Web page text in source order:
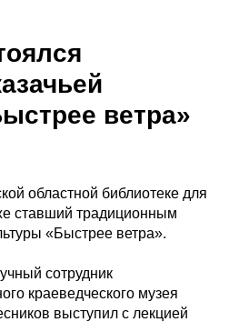
ветра»
областной библиотеке для
ставший традиционным
«Быстрее ветра».
сотрудник
краеведческого музея
выступил с лекцией